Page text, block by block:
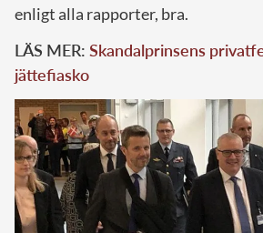
enligt alla rapporter, bra.
LÄS MER: Skandalprinsens
jättefiasko